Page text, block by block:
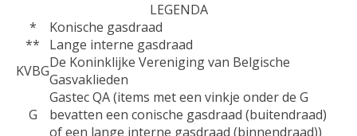
LEGENDA
*
Konische gasdraad
**
Lange interne gasdraad
KVBGDe Koninklijke Vereniging van Belgische
Gasvaklieden
G
Gastec QA (items met een vinkje onder de G
bevatten een conische gasdraad (buitendraad)
of een lange interne gasdraad (binnendraad))